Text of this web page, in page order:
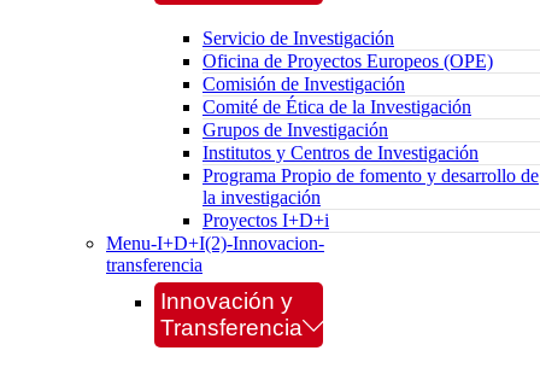
Servicio de Investigación
Oficina de Proyectos Europeos (OPE)
Comisión de Investigación
Comité de Ética de la Investigación
Grupos de Investigación
Institutos y Centros de Investigación
Programa Propio de fomento y desarrollo de
la investigación
Proyectos I+D+i
Menu-I+D+I(2)-Innovacion-
transferencia
Innovación y
Transferencia